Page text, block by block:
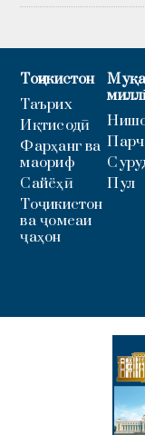
Тоҷикистон
Таърих
Иқтисодӣ
Фарҳанг ва
маориф
Сайёҳӣ
Тоҷикистон
ва ҷомеаи
ҷаҳон
Пул